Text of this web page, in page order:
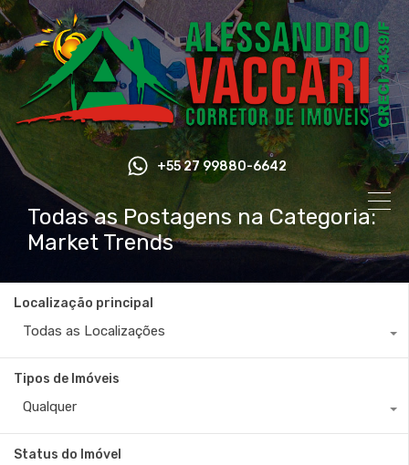
+55 27 99880-6642
Todas as Postagens na Categoria:
Market Trends
Localização principal
Todas as Localizações
Tipos de Imóveis
Qualquer
Status do Imóvel